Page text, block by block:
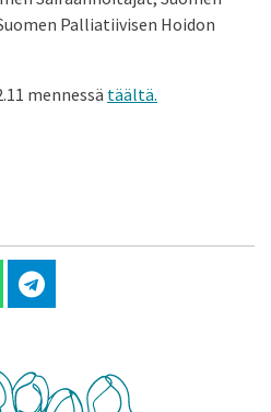
Palliatiivisen Hoidon
mennessä täältä.
Whatsappissa
Jaa Telegramissa